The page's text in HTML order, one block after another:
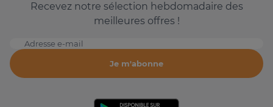
Recevez notre sélection hebdomadaire des
meilleures offres !
Adresse e-mail
Je m'abonne